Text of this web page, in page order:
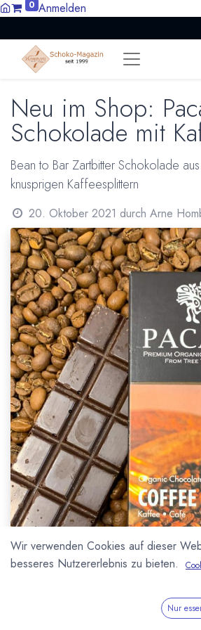
0 Anmelden
Neu im Shop:
Schokolade mit
Bean to Bar Zartbitter Schokolade
knusprigen Kaffeesplittern
20. Oktober 2021 durch Arne
Wir verwenden Cookies auf dieser
besseres Nutzererlebnis zu bieten.
Nur